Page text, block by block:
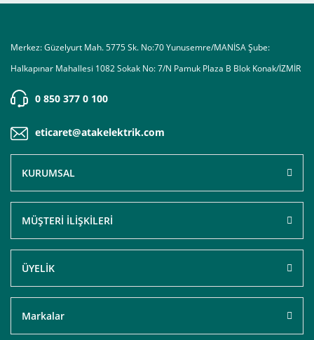
Merkez: Güzelyurt Mah. 5775 Sk. No:70 Yunusemre/MANİSA Şube:
Halkapınar Mahallesi 1082 Sokak No: 7/N Pamuk Plaza B Blok Konak/İZMİR
0 850 377 0 100
eticaret@atakelektrik.com
KURUMSAL
MÜŞTERİ İLİŞKİLERİ
ÜYELİK
Markalar